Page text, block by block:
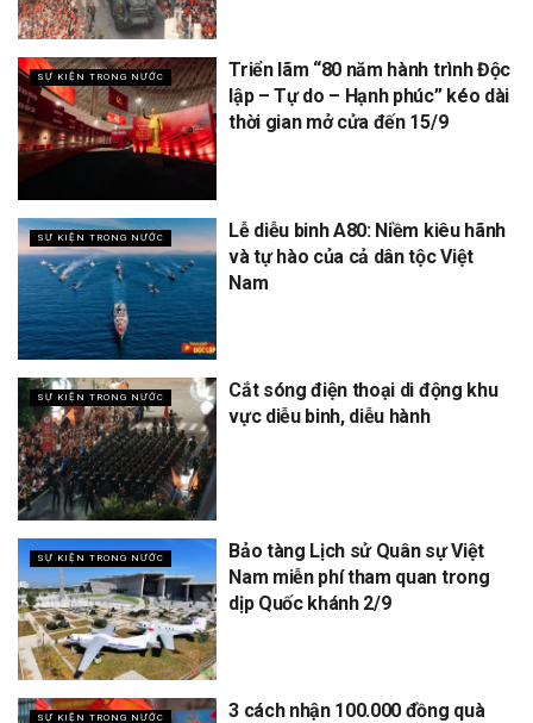
SỰ KIỆN TRONG NƯỚC
Triển lãm “80 năm hành trình Độc
lập – Tự do – Hạnh phúc” kéo dài
thời gian mở cửa đến 15/9
SỰ KIỆN TRONG NƯỚC
Lễ diễu binh A80: Niềm kiêu hãnh
và tự hào của cả dân tộc Việt
Nam
SỰ KIỆN TRONG NƯỚC
Cắt sóng điện thoại di động khu
vực diễu binh, diễu hành
SỰ KIỆN TRONG NƯỚC
Bảo tàng Lịch sử Quân sự Việt
Nam miễn phí tham quan trong
dịp Quốc khánh 2/9
SỰ KIỆN TRONG NƯỚC
3 cách nhận 100.000 đồng quà